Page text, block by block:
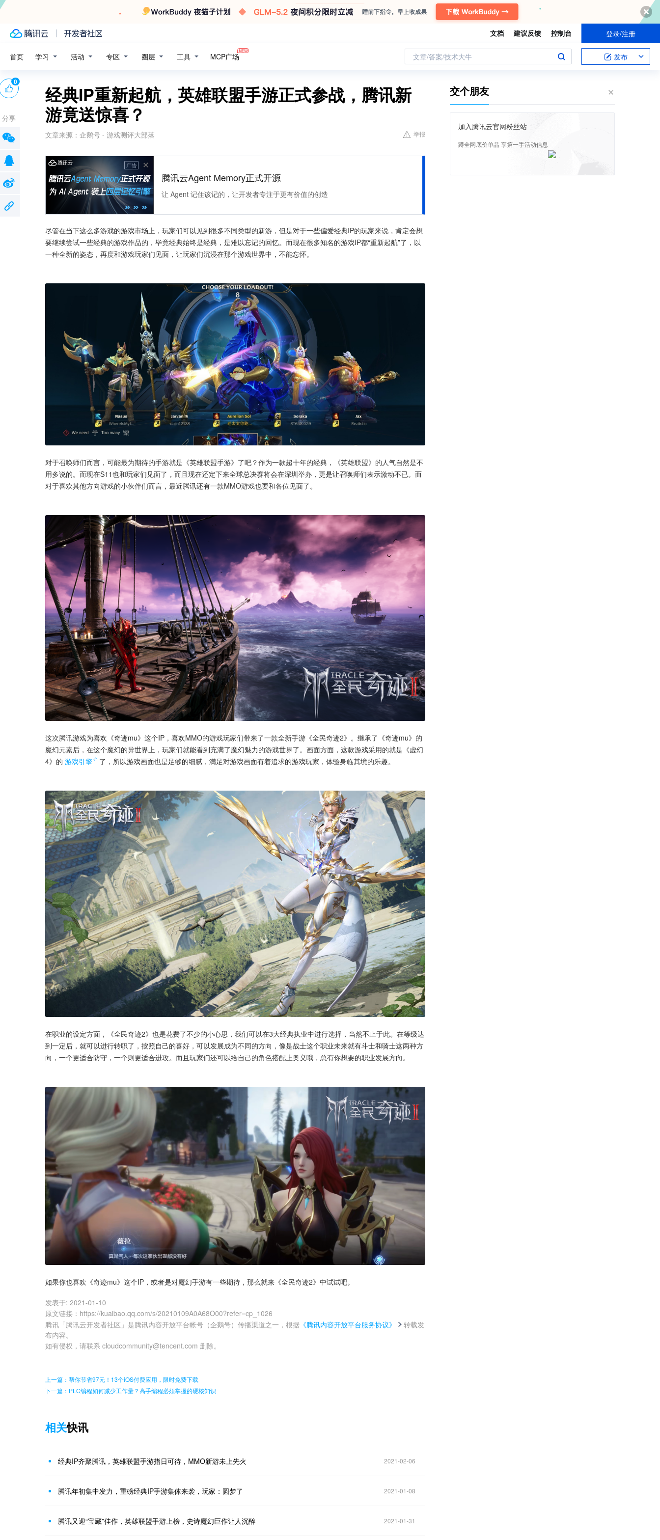
文档 建议反馈 控制台 登录/注册
首页 学习 活动 专区 圈层 工具 MCP广场 文章/答案/技术大牛 发布
经典IP重新起航，英雄联盟手游正式参战，腾讯新
游竟送惊喜？
文章来源： 企鹅号 - 游戏测评大部落 举报
广告
腾讯云Agent Memory正式开源
让 Agent 记住该记的，让开发者专注于更有价值的创造
尽管在当下这么多游戏的游戏市场上，玩家们可以见到很多不同类型的新游，但是对于一些偏爱经典IP的玩家来说，肯定会想
要继续尝试一些经典的游戏作品的，毕竟经典始终是经典，是难以忘记的回忆。而现在很多知名的游戏IP都“重新起航”了，以
一种全新的姿态，再度和游戏玩家们见面，让玩家们沉浸在那个游戏世界中，不能忘怀。
对于召唤师们而言，可能最为期待的手游就是《英雄联盟手游》了吧？作为一款超十年的经典，《英雄联盟》的人气自然是不
用多说的。而现在S11也和玩家们见面了，而且现在还定下来全球总决赛将会在深圳举办，更是让召唤师们表示激动不已。而
对于喜欢其他方向游戏的小伙伴们而言，最近腾讯还有一款MMO游戏也要和各位见面了。
这次腾讯游戏为喜欢《奇迹mu》这个IP，喜欢MMO的游戏玩家们带来了一款全新手游《全民奇迹2》。继承了《奇迹mu》的
魔幻元素后，在这个魔幻的异世界上，玩家们就能看到充满了魔幻魅力的游戏世界了。画面方面，这款游戏采用的就是《虚幻
4》的 游戏引擎 了，所以游戏画面也是足够的细腻，满足对游戏画面有着追求的游戏玩家，体验身临其境的乐趣。
在职业的设定方面，《全民奇迹2》也是花费了不少的小心思，我们可以在3大经典执业中进行选择，当然不止于此。在等级达
到一定后，就可以进行转职了，按照自己的喜好，可以发展成为不同的方向，像是战士这个职业未来就有斗士和骑士这两种方
向，一个更适合防守，一个则更适合进攻。而且玩家们还可以给自己的角色搭配上奥义哦，总有你想要的职业发展方向。
如果你也喜欢《奇迹mu》这个IP，或者是对魔幻手游有一些期待，那么就来《全民奇迹2》中试试吧。
发表于: 2021-01-10
原文链接 ： https://kuaibao.qq.com/s/20210109A0A68O00?refer=cp_1026
腾讯「腾讯云开发者社区」是腾讯内容开放平台帐号（企鹅号）传播渠道之一，根据 《腾讯内容开放平台服务协议》
转载发
布内容。
如有侵权，请联系 cloudcommunity@tencent.com 删除。
0
分享
上一篇：帮你节省97元！13个iOS付费应用，限时免费下载
下一篇：PLC编程如何减少工作量？高手编程必须掌握的硬核知识
相关快讯
经典IP齐聚腾讯，英雄联盟手游指日可待，MMO新游未上先火 2021-02-06
腾讯年初集中发力，重磅经典IP手游集体来袭，玩家：圆梦了 2021-01-08
腾讯又迎“宝藏”佳作，英雄联盟手游上榜，史诗魔幻巨作让人沉醉 2021-01-31
交个朋友
加入腾讯云官网粉丝站
蹲全网底价单品 享第一手活动信息